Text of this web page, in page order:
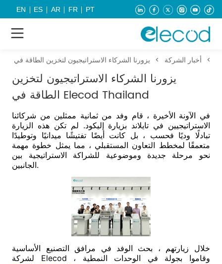
EN ES AR FR PT
> أخبار الشركة >
يزورنا الشركاء الاستراتيجيون لتخزين
الطاقة في Elecod Thailand